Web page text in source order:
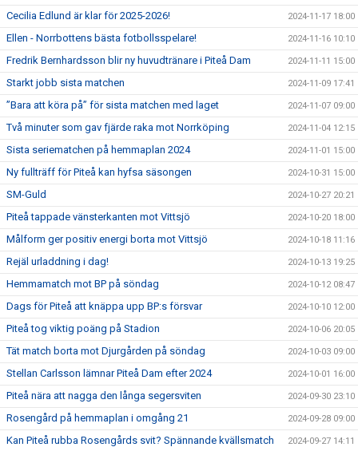
Cecilia Edlund är klar för 2025-2026! 2024-11-17 18:00
Ellen - Norrbottens bästa fotbollsspelare! 2024-11-16 10:10
Fredrik Bernhardsson blir ny huvudtränare i Piteå Dam 2024-11-11 15:00
Starkt jobb sista matchen 2024-11-09 17:41
”Bara att köra på” för sista matchen med laget 2024-11-07 09:00
Två minuter som gav fjärde raka mot Norrköping 2024-11-04 12:15
Sista seriematchen på hemmaplan 2024 2024-11-01 15:00
Ny fullträff för Piteå kan hyfsa säsongen 2024-10-31 15:00
SM-Guld 2024-10-27 20:21
Piteå tappade vänsterkanten mot Vittsjö 2024-10-20 18:00
Målform ger positiv energi borta mot Vittsjö 2024-10-18 11:16
Rejäl urladdning i dag! 2024-10-13 19:25
Hemmamatch mot BP på söndag 2024-10-12 08:47
Dags för Piteå att knäppa upp BP:s försvar 2024-10-10 12:00
Piteå tog viktig poäng på Stadion 2024-10-06 20:05
Tät match borta mot Djurgården på söndag 2024-10-03 09:00
Stellan Carlsson lämnar Piteå Dam efter 2024 2024-10-01 16:00
Piteå nära att nagga den långa segersviten 2024-09-30 23:10
Rosengård på hemmaplan i omgång 21 2024-09-28 09:00
Kan Piteå rubba Rosengårds svit? Spännande kvällsmatch 2024-09-27 14:11